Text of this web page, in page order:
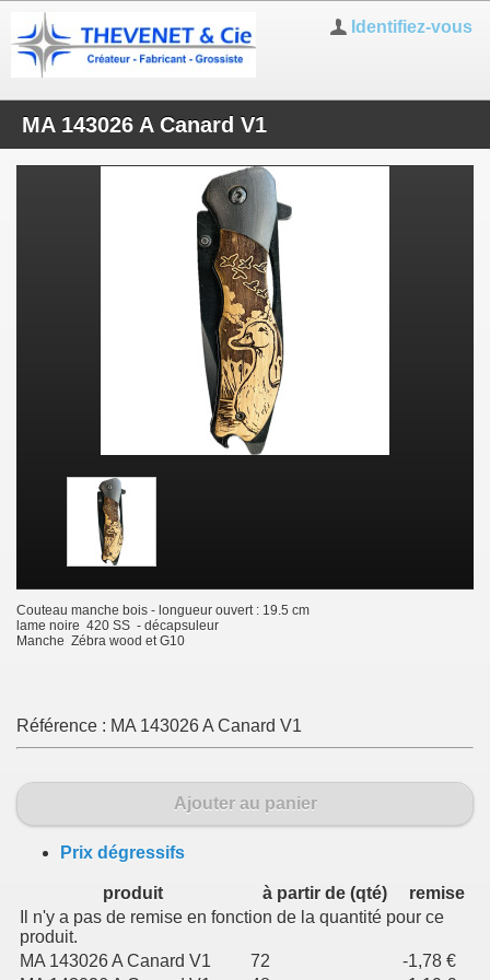
Identifiez-vous
MA 143026 A Canard V1
Couteau manche bois - longueur ouvert : 19.5 cm
lame noire 420 SS - décapsuleur
Manche Zébra wood et G10
Référence : MA 143026 A Canard V1
Ajouter au panier
Prix dégressifs
produit à partir de (qté)
remise
Il n'y a pas de remise en fonction de la quantité pour ce
produit.
MA 143026 A Canard V1
72
-1,78 €